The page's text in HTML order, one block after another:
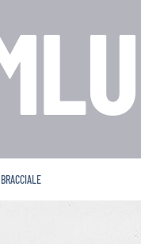
BRACCIALE